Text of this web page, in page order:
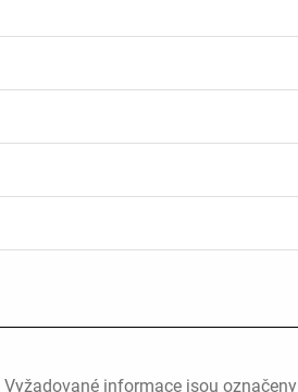
Vyžadované informace jsou označeny